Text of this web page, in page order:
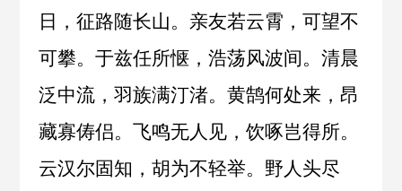
日，征路随长山。亲友若云霄，可望不
可攀。于兹任所惬，浩荡风波间。清晨
泛中流，羽族满汀渚。黄鹄何处来，昂
藏寡俦侣。飞鸣无人见，饮啄岂得所。
云汉尔固知，胡为不轻举。野人头尽